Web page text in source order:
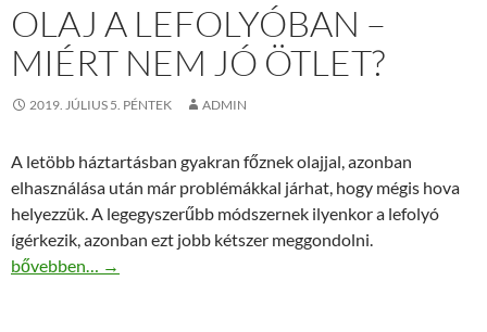
OLAJ A LEFOLYÓBAN –
MIÉRT NEM JÓ ÖTLET?
2019. JÚLIUS 5. PÉNTEK ADMIN
A letöbb háztartásban gyakran főznek olajjal, azonban
elhasználása után már problémákkal járhat, hogy mégis hova
helyezzük. A legegyszerűbb módszernek ilyenkor a lefolyó
ígérkezik, azonban ezt jobb kétszer meggondolni.
Olaj a lefolyóban – Miért nem jó ötlet?
bővebben… →